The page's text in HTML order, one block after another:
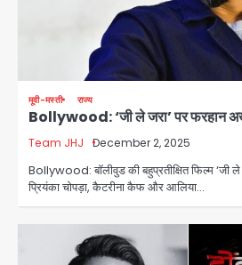
मूवी-मस्ती राज्य
Bollywood: ‘जी ले जरा’ पर फरहान
Team JHJ December 2, 2025
Bollywood: बॉलीवुड की बहुप्रतीक्षित फिल्म ‘जी ले
प्रियंका चोपड़ा, कैटरीना कैफ और आलिया…